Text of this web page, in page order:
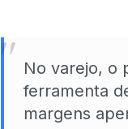
" No varejo, o
ferramenta
margens